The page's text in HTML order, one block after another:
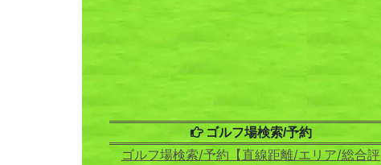
ゴルフ場検索/予約
ゴルフ場検索/予約【直線距離/エリア/総合評